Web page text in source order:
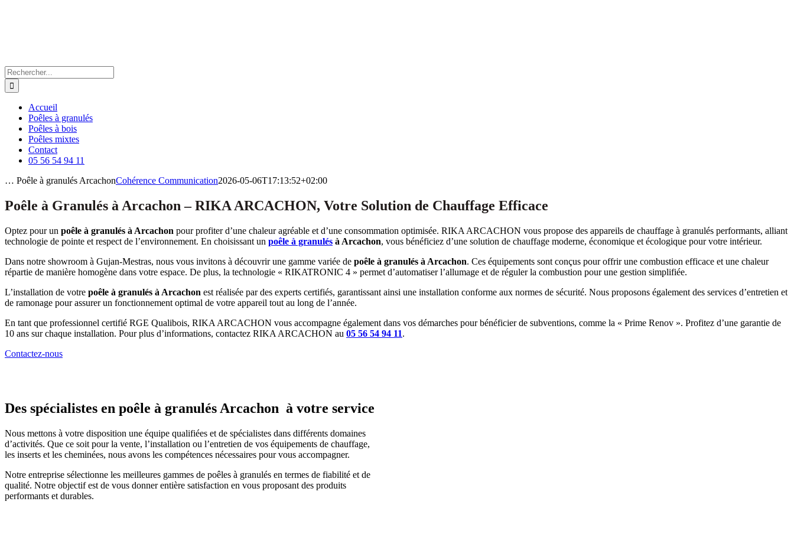
Rechercher:
Accueil
Poêles à granulés
Poêles à bois
Poêles mixtes
Contact
05 56 54 94 11
… Poêle à granulés ArcachonCohérence Communication2026-05-06T17:13:52+02:00
Poêle à Granulés à Arcachon – RIKA ARCACHON, Votre Solution de Chauffage Efficace
Optez pour un poêle à granulés à Arcachon pour profiter d’une chaleur agréable et d’une consommation optimisée. RIKA ARCACHON vous propose des appareils de chauffage à granulés performants, alliant
technologie de pointe et respect de l’environnement. En choisissant un poêle à granulés à Arcachon, vous bénéficiez d’une solution de chauffage moderne, économique et écologique pour votre intérieur.
Dans notre showroom à Gujan-Mestras, nous vous invitons à découvrir une gamme variée de poêle à granulés à Arcachon. Ces équipements sont conçus pour offrir une combustion efficace et une chaleur
répartie de manière homogène dans votre espace. De plus, la technologie « RIKATRONIC 4 » permet d’automatiser l’allumage et de réguler la combustion pour une gestion simplifiée.
L’installation de votre poêle à granulés à Arcachon est réalisée par des experts certifiés, garantissant ainsi une installation conforme aux normes de sécurité. Nous proposons également des services d’entretien et
de ramonage pour assurer un fonctionnement optimal de votre appareil tout au long de l’année.
En tant que professionnel certifié RGE Qualibois, RIKA ARCACHON vous accompagne également dans vos démarches pour bénéficier de subventions, comme la « Prime Renov ». Profitez d’une garantie de
10 ans sur chaque installation. Pour plus d’informations, contactez RIKA ARCACHON au 05 56 54 94 11.
Contactez-nous
Des spécialistes en poêle à granulés Arcachon à votre service
Nous mettons à votre disposition une équipe qualifiées et de spécialistes dans différents domaines
d’activités. Que ce soit pour la vente, l’installation ou l’entretien de vos équipements de chauffage,
les inserts et les cheminées, nous avons les compétences nécessaires pour vous accompagner.
Notre entreprise sélectionne les meilleures gammes de poêles à granulés en termes de fiabilité et de
qualité. Notre objectif est de vous donner entière satisfaction en vous proposant des produits
performants et durables.